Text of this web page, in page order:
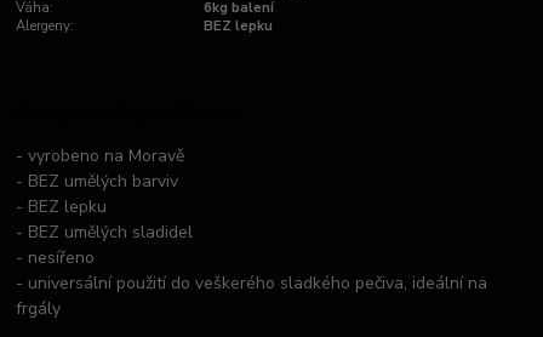
Váha:
6kg balení
Alergeny:
BEZ lepku
- vyrobeno na Moravě
- BEZ umělých barviv
- BEZ lepku
- BEZ umělých sladidel
- nesířeno
- universální použití do veškerého sladkého pečiva, ideální na
frgály